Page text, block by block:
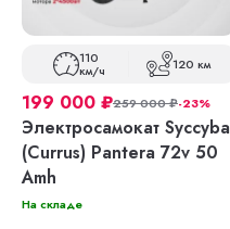
110
км/ч 120 км
199 000 ₽259 000₽-23%
Электросамокат Syccyba
(Currus) Pantera 72v 50
Amh
На складе